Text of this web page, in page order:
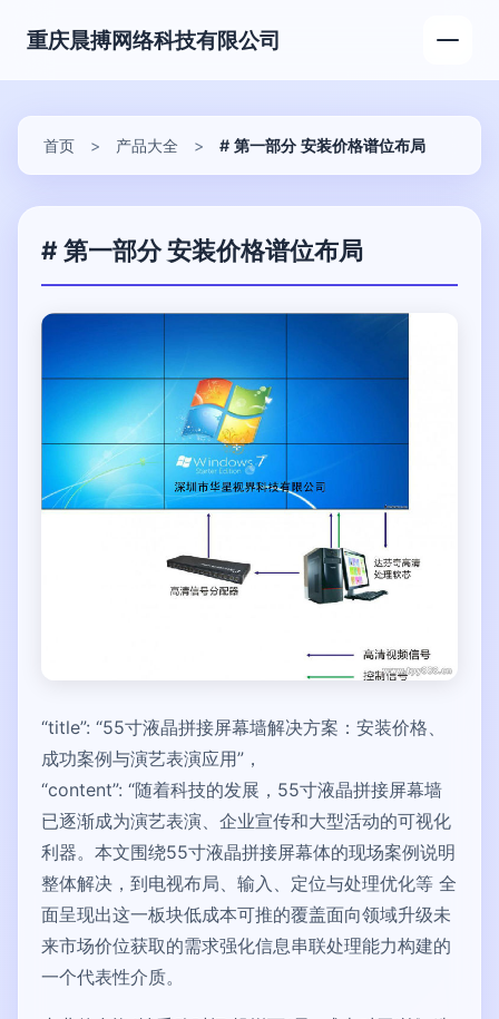
重庆晨搏网络科技有限公司
首页 > 产品大全 > # 第一部分 安装价格谱位布局
# 第一部分 安装价格谱位布局
“title”: “55寸液晶拼接屏幕墙解决方案：安装价格、
成功案例与演艺表演应用”，
“content”: “随着科技的发展，55寸液晶拼接屏幕墙
已逐渐成为演艺表演、企业宣传和大型活动的可视化
利器。本文围绕55寸液晶拼接屏幕体的现场案例说明
整体解决，到电视布局、输入、定位与处理优化等 全
面呈现出这一板块低成本可推的覆盖面向领域升级未
来市场价位获取的需求强化信息串联处理能力构建的
一个代表性介质。